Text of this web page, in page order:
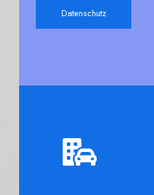
Datenschutz